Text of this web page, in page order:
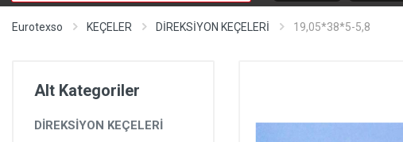
HİDROLİK DİREKSİYON TAMİR TAKIMLARI
Eurotexso KEÇELER DİREKSİYON KEÇELERİ 19,05*38*5-5,8
Alt Kategoriler
DİREKSİYON KEÇELERİ